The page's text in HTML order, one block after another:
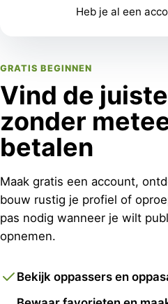
GRATIS BEGINNEN
Vind de
zonder
betalen
Maak gratis een account,
bouw rustig je profiel of
pas nodig wanneer je wilt
opnemen.
Bekijk oppassers en
Heb je al een